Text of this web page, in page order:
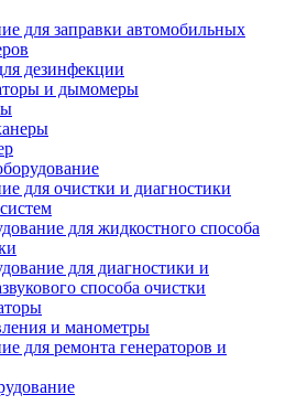
для заправки автомобильных
дезинфекции
и дымомеры
для очистки и диагностики
для жидкостного способа
для диагностики и
способа очистки
и манометры
для ремонта генераторов и